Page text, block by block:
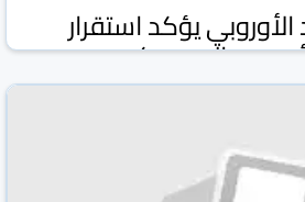
يؤكد استقرار
إلى حد كبير
ومواقع 17 شباط/فبراير 2026